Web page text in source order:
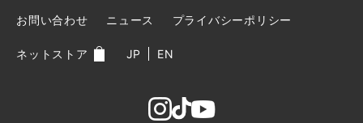
イバー」を展示
夏季休業のお知らせ（2025年）
お問い合わせ ニュース プライバシーポリシー
ネットストア JP EN